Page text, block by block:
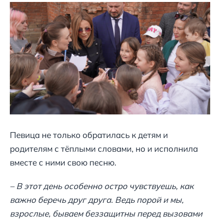
Певица не только обратилась к детям и
родителям с тёплыми словами, но и исполнила
вместе с ними свою песню.
– В этот день особенно остро чувствуешь, как
важно беречь друг друга. Ведь порой и мы,
взрослые, бываем беззащитны перед вызовами